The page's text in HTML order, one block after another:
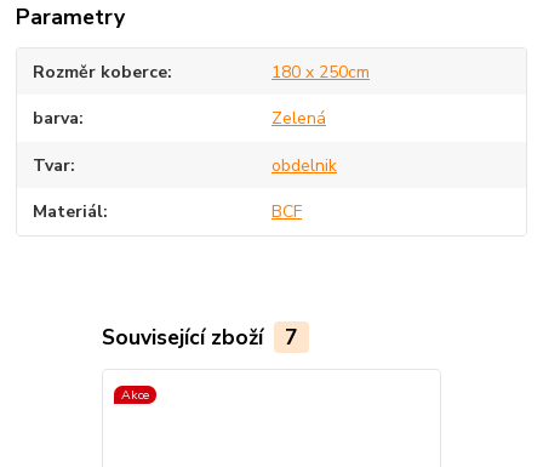
Parametry
Rozměr koberce 180 x 250cm
barva Zelená
Tvar obdelnik
Materiál BCF
Související zboží 7
Akce